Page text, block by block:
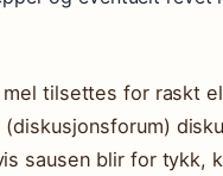
mel tilsettes for raskt
sausen blir for tykk,